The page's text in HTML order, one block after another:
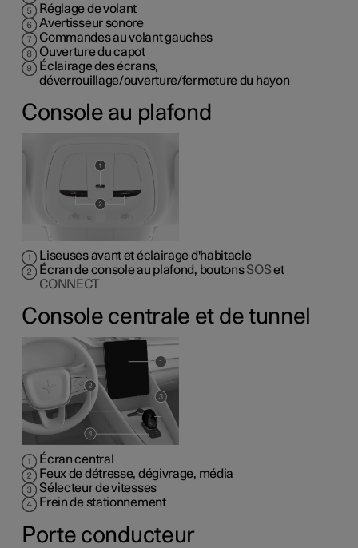
Réglage de volant
Avertisseur sonore
Commandes au volant gauches
Ouverture du capot
Éclairage des écrans,
déverrouillage/ouverture/fermeture du hayon
Console au plafond
Liseuses avant et éclairage d'habitacle
Écran de console au plafond, boutonsSOSet
CONNECT
Console centrale et de tunnel
Écran central
Feux de détresse, dégivrage, média
Sélecteur de vitesses
Frein de stationnement
Porte conducteur